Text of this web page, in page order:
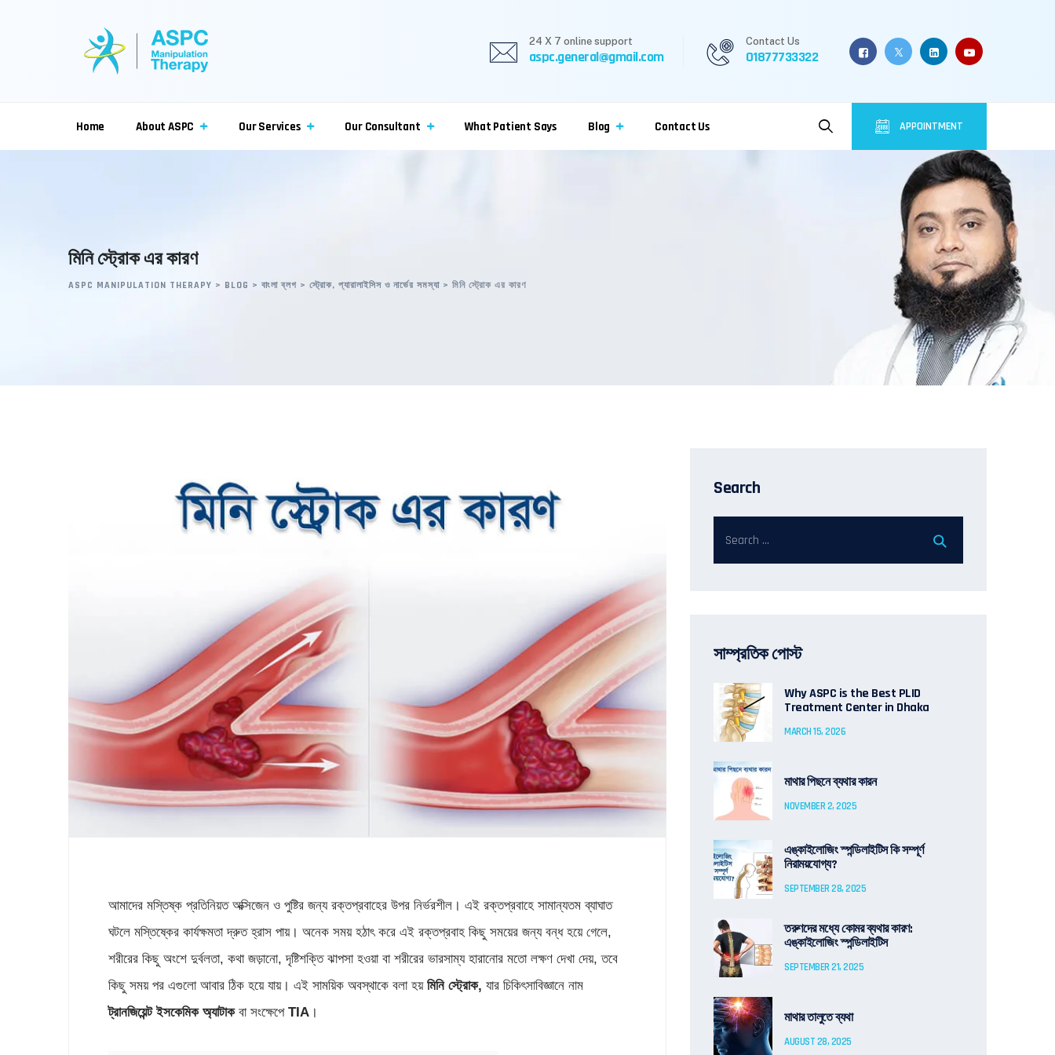
24 X 7 online support
aspc.general@gmail.com
Contact Us
01877733322
Home About ASPC Our Services Our Consultant What Patient Says Blog Contact Us APPOINTMENT
মিনি স্ট্রোক এর কারণ
ASPC MANIPULATION THERAPY > BLOG > বাংলা ব্লগ > স্ট্রোক, প্যারালাইসিস ও নার্ভের সমস্যা > মিনি স্ট্রোক এর কারণ
আমাদের মস্তিষ্ক প্রতিনিয়ত অক্সিজেন ও পুষ্টির জন্য রক্তপ্রবাহের উপর নির্ভরশীল। এই রক্তপ্রবাহে সামান্যতম ব্যাঘাত
ঘটলে মস্তিষ্কের কার্যক্ষমতা দ্রুত হ্রাস পায়। অনেক সময় হঠাৎ করে এই রক্তপ্রবাহ কিছু সময়ের জন্য বন্ধ হয়ে গেলে,
শরীরের কিছু অংশে দুর্বলতা, কথা জড়ানো, দৃষ্টিশক্তি ঝাপসা হওয়া বা শরীরের ভারসাম্য হারানোর মতো লক্ষণ দেখা দেয়, তবে
কিছু সময় পর এগুলো আবার ঠিক হয়ে যায়। এই সাময়িক অবস্থাকে বলা হয় মিনি স্ট্রোক, যার চিকিৎসাবিজ্ঞানে নাম
ট্রানজিয়েন্ট ইসকেমিক অ্যাটাকবা সংক্ষেপে TIA ।
Search
সাম্প্রতিক পোস্ট
Why ASPC is the Best PLID
Treatment Center in Dhaka
MARCH 15, 2026
মাথার পিছনে ব্যথার কারন
NOVEMBER 2, 2025
এঙ্কাইলোজিং স্পন্ডিলাইটিস কি সম্পূর্ণ
নিরাময়যোগ্য?
SEPTEMBER 28, 2025
তরুণদের মধ্যে কোমর ব্যথার কারণ:
এঙ্কাইলোজিং স্পন্ডিলাইটিস
SEPTEMBER 21, 2025
মাথার তালুতে ব্যথা
AUGUST 28, 2025